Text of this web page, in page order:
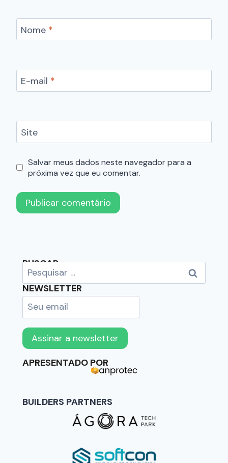
Nome *
E-mail *
Site
Salvar meus dados neste navegador para a
próxima vez que eu comentar.
BUSCAR
NEWSLETTER
APRESENTADO POR
BUILDERS PARTNERS